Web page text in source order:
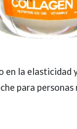
la elasticidad
para